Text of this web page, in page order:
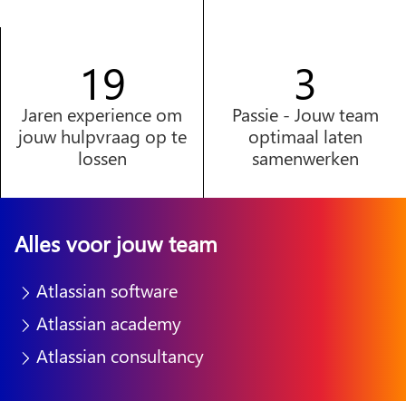
20
Jaren experience om
jouw hulpvraag op te
lossen
1
Passie - Jouw team
optimaal laten
samenwerken
Alles voor jouw team
Atlassian software
Atlassian academy
Atlassian consultancy